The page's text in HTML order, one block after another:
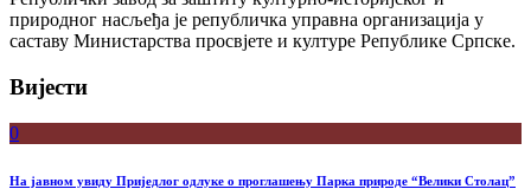
природног насљеђа је републичка управна организација у
саставу Министарства просвјете и културе Републике Српске.
Вијести
0
На јавном увиду Приједлог oдлуке о проглашењу Парка природе “Велики Столац”